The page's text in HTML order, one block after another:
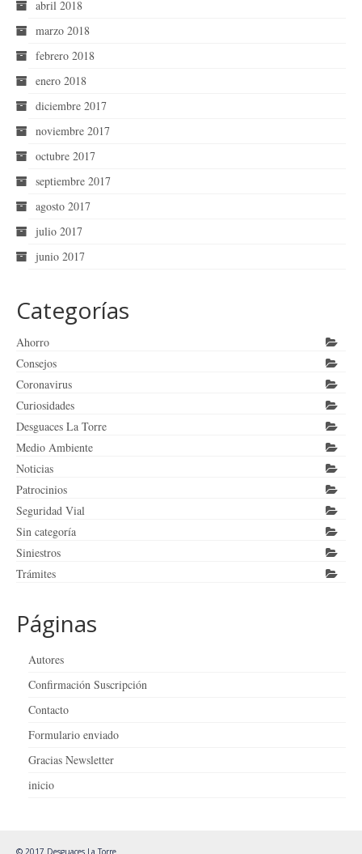
abril 2018
marzo 2018
febrero 2018
enero 2018
diciembre 2017
noviembre 2017
octubre 2017
septiembre 2017
agosto 2017
julio 2017
junio 2017
Categorías
Ahorro
Consejos
Coronavirus
Curiosidades
Desguaces La Torre
Medio Ambiente
Noticias
Patrocinios
Seguridad Vial
Sin categoría
Siniestros
Trámites
Páginas
Autores
Confirmación Suscripción
Contacto
Formulario enviado
Gracias Newsletter
inicio
© 2017 Desguaces La Torre